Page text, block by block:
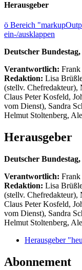
Herausgeber
ö Bereich
ein-/ausklappen
Deutscher
Verantwortlich: Frank
Redaktion: Lisa
(stellv. Chefredakteur),
Claus Peter Kosfeld,
vom Dienst), Sandra
Helmut Stoltenberg,
Herausgeber
Deutscher
Verantwortlich: Frank
Redaktion: Lisa
(stellv. Chefredakteur),
Claus Peter Kosfeld,
vom Dienst), Sandra
Helmut Stoltenberg,
Herausgeber
Abonnement